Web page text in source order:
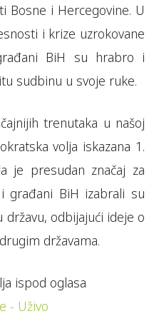
Bosne i Hercegovine. U
i krize uzrokovane
BiH su hrabro i
sudbinu u svoje ruke.
trenutaka u našoj
volja iskazana 1.
je presudan značaj za
građani BiH izabrali su
odbijajući ideje o
državama.
ispod oglasa